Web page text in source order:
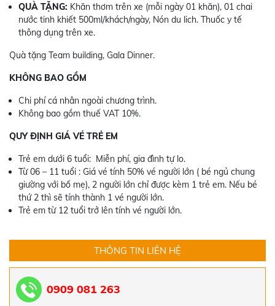
QUÀ TẶNG: Khăn thơm trên xe (mỗi ngày 01 khăn), 01 chai
nước tinh khiết 500ml/khách/ngày, Nón du lich. Thuốc y tế
thông dụng trên xe.
Quà tặng Team building, Gala Dinner.
KHÔNG BAO GỒM
Chi phí cá nhân ngoài chương trình.
Không bao gồm thuế VAT 10%.
QUY ĐỊNH GIÁ VÉ TRẺ EM
Trẻ em dưới 6 tuổi: Miễn phí, gia đình tự lo.
Từ 06 – 11 tuổi : Giá vé tính 50% vé người lớn ( bé ngủ chung
giường với bố mẹ), 2 người lớn chỉ được kèm 1 trẻ em. Nếu bé
thứ 2 thì sẽ tính thành 1 vé người lớn.
Trẻ em từ 12 tuổi trở lên tính vé người lớn.
THÔNG TIN LIÊN HỆ
0909 081 263